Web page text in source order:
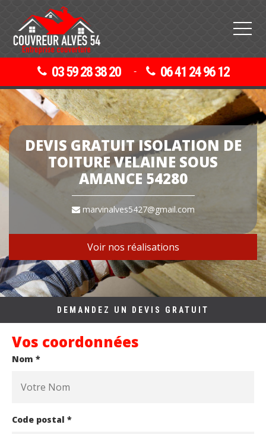
03 59 28 38 20 - 06 41 24 96 12
DEVIS GRATUIT ISOLATION DE
TOITURE VELAINE SOUS
AMANCE 54280
marvinalves5427@gmail.com
Voir nos réalisations
DEMANDEZ UN DEVIS GRATUIT
Vos coordonnées
Nom *
Code postal *